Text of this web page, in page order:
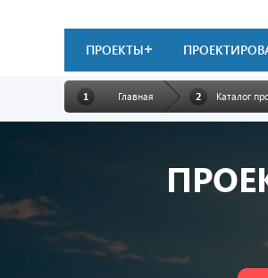
ПРОЕКТЫ
Главная Каталог